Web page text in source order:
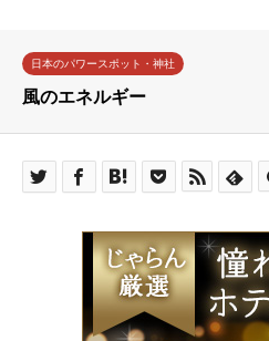
日本のパワースポット・神社
風のエネルギー